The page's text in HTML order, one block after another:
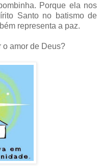
Porque ela nos
Santo no batismo de
representa a paz.
o amor de Deus?